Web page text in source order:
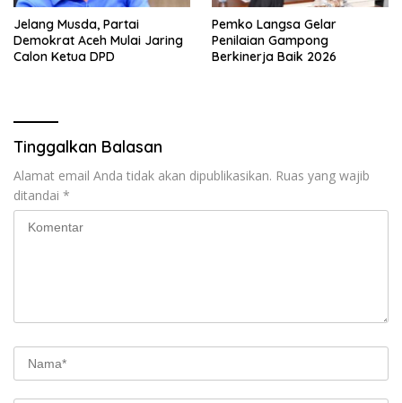
Jelang Musda, Partai
Demokrat Aceh Mulai Jaring
Calon Ketua DPD
Pemko Langsa Gelar
Penilaian Gampong
Berkinerja Baik 2026
Tinggalkan Balasan
Alamat email Anda tidak akan dipublikasikan. Ruas yang wajib
ditandai *